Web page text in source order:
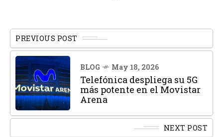
PREVIOUS POST
BLOG May 18, 2026
Telefónica despliega su 5G
más potente en el Movistar
Arena
NEXT POST